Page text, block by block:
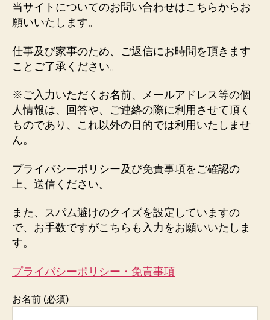
当サイトについてのお問い合わせはこちらからお
願いいたします。
仕事及び家事のため、ご返信にお時間を頂きます
ことご了承ください。
※ご入力いただくお名前、メールアドレス等の個
人情報は、回答や、ご連絡の際に利用させて頂く
ものであり、これ以外の目的では利用いたしませ
ん。
プライバシーポリシー及び免責事項をご確認の
上、送信ください。
また、スパム避けのクイズを設定していますの
で、お手数ですがこちらも入力をお願いいたしま
す。
プライバシーポリシー・免責事項
お名前 (必須)